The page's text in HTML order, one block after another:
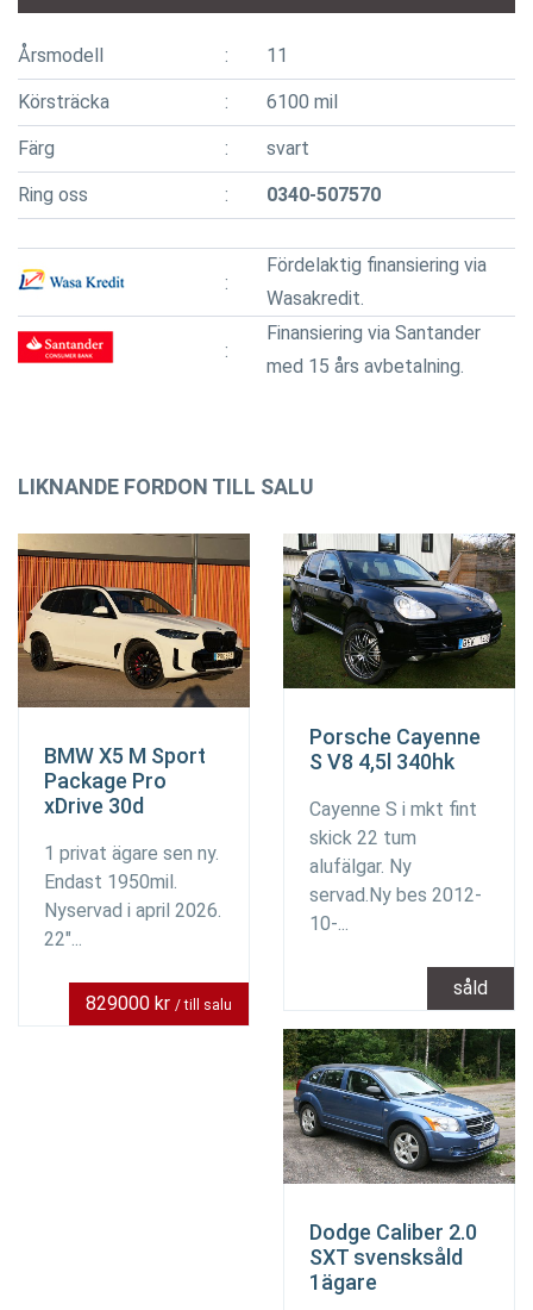
Årsmodell 11
Körsträcka 6100 mil
Färg svart
Ring oss 0340-507570
Fördelaktig finansiering via
Wasakredit.
Finansiering via Santander
med 15 års avbetalning.
LIKNANDE FORDON TILL SALU
BMW X5 M Sport
Package Pro
xDrive 30d
1 privat ägare sen ny.
Endast 1950mil.
Nyservad i april 2026.
22"...
829000 kr / till salu
Porsche Cayenne
S V8 4,5l 340hk
Cayenne S i mkt fint
skick 22 tum
alufälgar. Ny
servad.Ny bes 2012-
10-...
såld
Dodge Caliber 2.0
SXT svensksåld
1ägare